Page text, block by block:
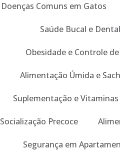
Doenças Comuns em Gatos
Saúde Bucal e Dental
Obesidade e Controle
Alimentação Úmida e
Suplementação e Vitaminas
Socialização Precoce
Segurança em